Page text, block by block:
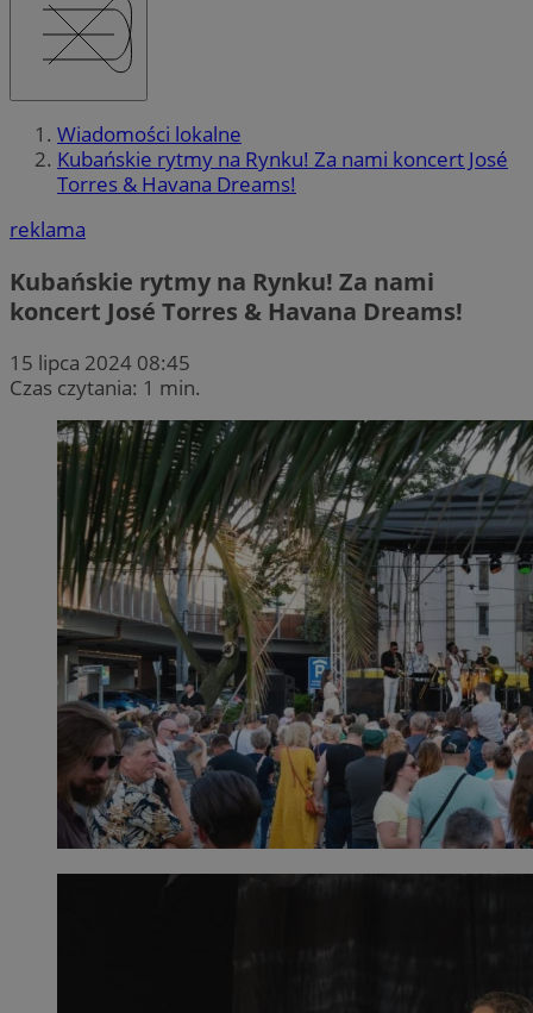
Wiadomości lokalne
Kubańskie rytmy na Rynku! Za nami koncert José
Torres & Havana Dreams!
reklama
Kubańskie rytmy na Rynku! Za nami
koncert José Torres & Havana Dreams!
15 lipca 2024 08:45
Czas czytania: 1 min.